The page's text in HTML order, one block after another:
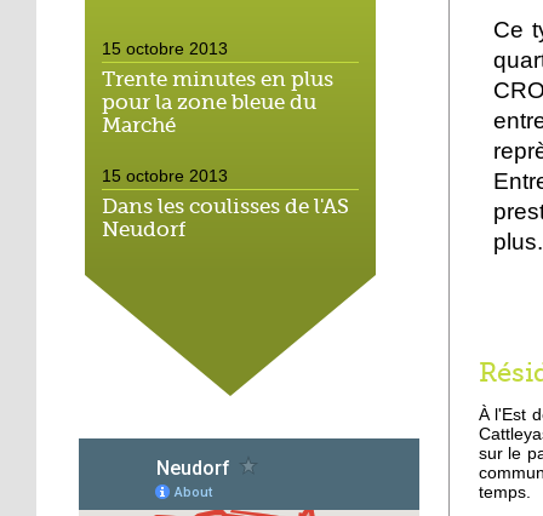
15 octobre 2013
Trente minutes en plus
pour la zone bleue du
Marché
15 octobre 2013
Dans les coulisses de l'AS
Neudorf
15 octobre 2013
Place du marché : les
vieux vélos roulent
clichés
Ce
À l'Est
sur le
temps.